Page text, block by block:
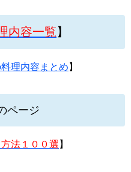
内容一覧】
理内容まとめ 】
ページ
法１００選 】